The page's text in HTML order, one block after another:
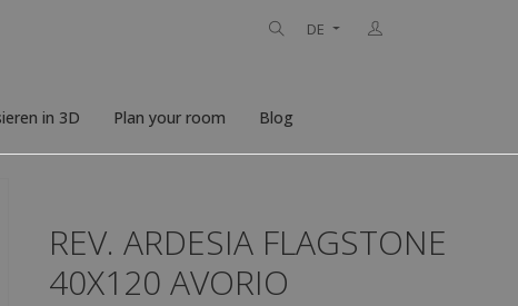
DE
in 3D Plan your room Blog
REV. ARDESIA FLAGSTONE
40X120 AVORIO